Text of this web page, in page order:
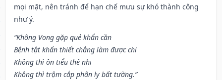
mọi mặt, nên tránh để hạn chế mưu sự khó thành công
như ý.
“Không Vong gặp quẻ khẩn cần
Bệnh tật khẩn thiết chẳng làm được chi
Không thì ôn tiểu thê nhi
Không thì trộm cắp phân ly bất tường.”